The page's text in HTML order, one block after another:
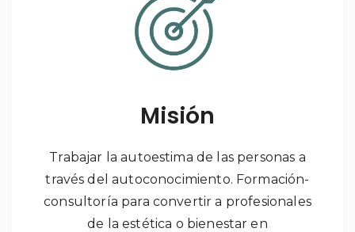
Misión
Trabajar la autoestima de las personas a
través del autoconocimiento. Formación-
consultoría para convertir a profesionales
de la estética o bienestar en